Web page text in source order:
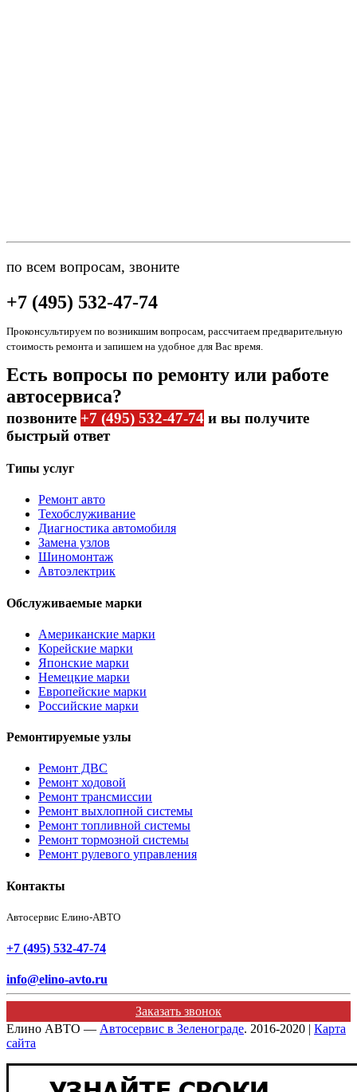
по всем вопросам, звоните
+7 (495) 532-47-74
Проконсультируем по возникшим вопросам, рассчитаем предварительную
стоимость ремонта и запишем на удобное для Вас время.
Есть вопросы по ремонту или работе
автосервиса?
позвоните +7 (495) 532-47-74 и вы получите
быстрый ответ
Типы услуг
Ремонт авто
Техобслуживание
Диагностика автомобиля
Замена узлов
Шиномонтаж
Автоэлектрик
Обслуживаемые марки
Американские марки
Корейские марки
Японские марки
Немецкие марки
Европейские марки
Российские марки
Ремонтируемые узлы
Ремонт ДВС
Ремонт ходовой
Ремонт трансмиссии
Ремонт выхлопной системы
Ремонт топливной системы
Ремонт тормозной системы
Ремонт рулевого управления
Контакты
Автосервис Елино-АВТО
+7 (495) 532-47-74
info@elino-avto.ru
Заказать звонок
Елино АВТО — Автосервис в Зеленограде. 2016-2020 | Карта
сайта